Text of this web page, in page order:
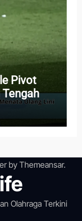
Pivot
by Themeansar.
Olahraga Terkini